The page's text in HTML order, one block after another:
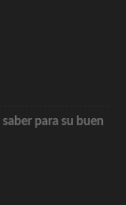
para su buen